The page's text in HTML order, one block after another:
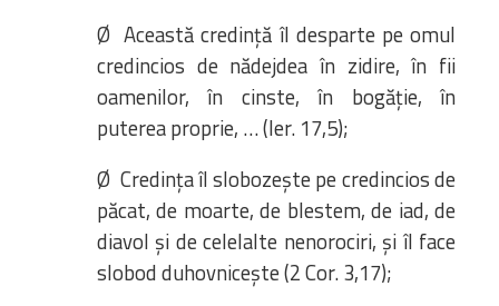
Ø Această credință îl desparte pe omul
credincios de nădejdea în zidire, în fii
oamenilor, în cinste, în bogăție, în
puterea proprie, … (Ier. 17,5);
Ø Credința îl slobozește pe credincios de
păcat, de moarte, de blestem, de iad, de
diavol și de celelalte nenorociri, și îl face
slobod duhovnicește (2 Cor. 3,17);